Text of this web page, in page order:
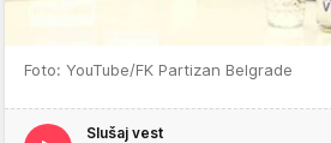
Foto: YouTube/FK Partizan Belgrade
Slušaj vest